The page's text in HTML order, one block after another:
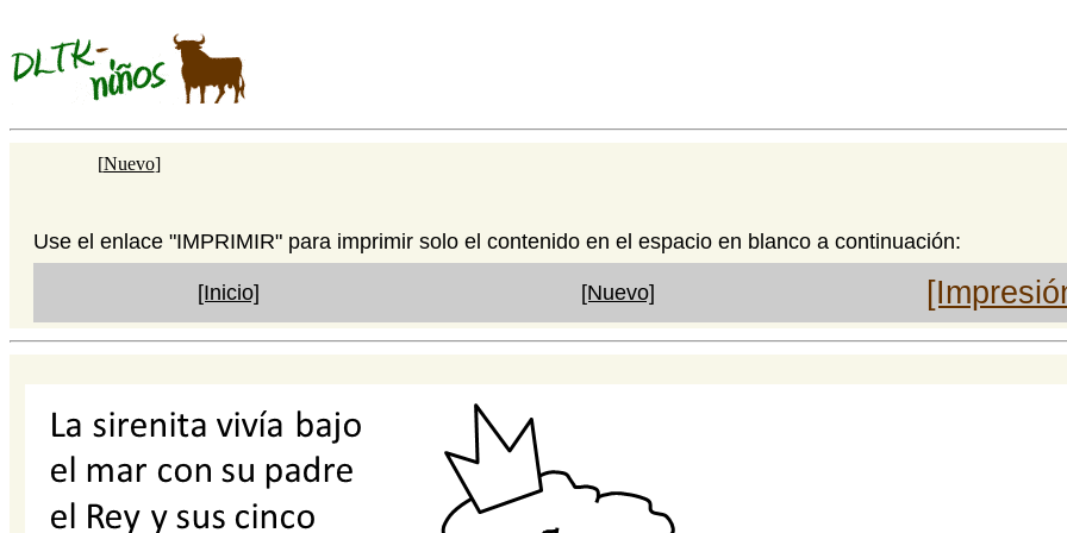
[Nuevo]
Use el enlace "IMPRIMIR" para imprimir solo el contenido en el espacio en blanco a continuación:
[Inicio] [Nuevo]